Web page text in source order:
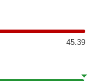
45.39